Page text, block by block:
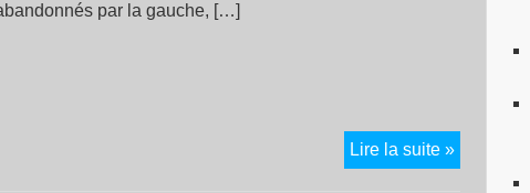
par la gauche, […]
Lire la suite »A
QUI